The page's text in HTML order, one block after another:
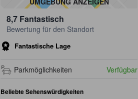
8,7 Fantastisch
Bewertung für den Standort
Fantastische Lage
Parkmöglichkeiten Verfügbar
Beliebte Sehenswürdigkeiten